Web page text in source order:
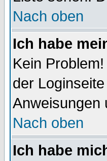
Nach oben
Ich habe
Kein
der
Anweisungen
Nach oben
Ich habe